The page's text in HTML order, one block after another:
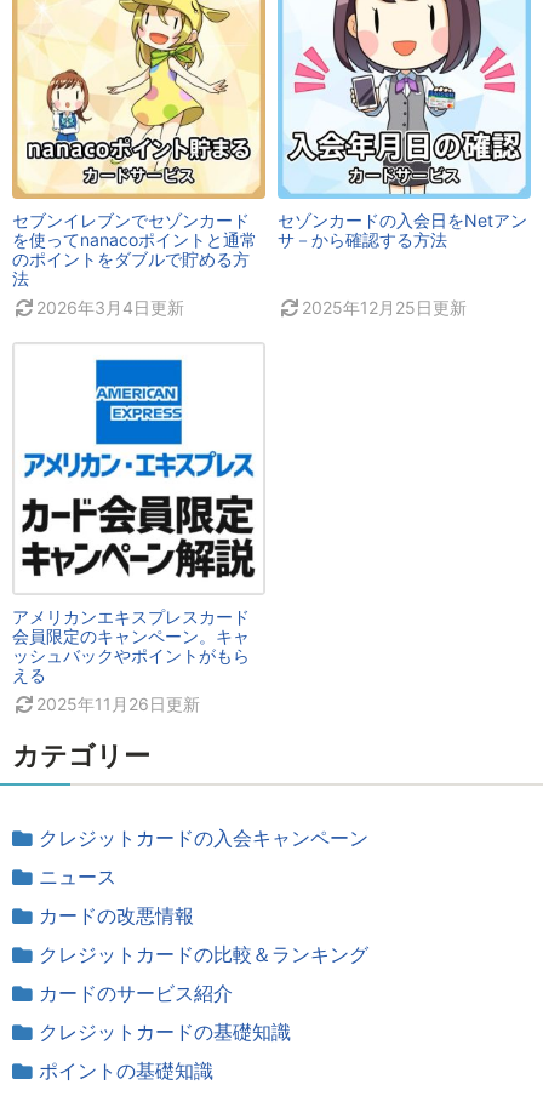
セブンイレブンでセゾンカード
を使ってnanacoポイントと通常
のポイントをダブルで貯める方
法
2026年3月4日更新
セゾンカードの入会日をNetアン
サ－から確認する方法
2025年12月25日更新
アメリカンエキスプレスカード
会員限定のキャンペーン。キャ
ッシュバックやポイントがもら
える
2025年11月26日更新
カテゴリー
クレジットカードの入会キャンペーン
ニュース
カードの改悪情報
クレジットカードの比較＆ランキング
カードのサービス紹介
クレジットカードの基礎知識
ポイントの基礎知識